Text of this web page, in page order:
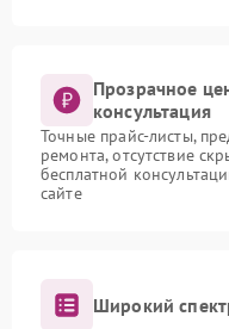
Прозрачное
консультация
Точные прайс-листы,
ремонта, отсутствие
бесплатной
сайте
Широкий